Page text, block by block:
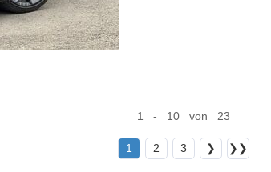
1 - 10 von 23
1 2 3 ❯ ❯❯